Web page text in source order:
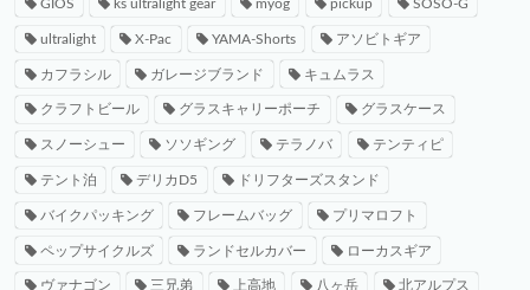
GIOS ks ultralight gear myog pickup SOSO-G
ultralight X-Pac YAMA-Shorts アソビトギア
カフラシル ガレージブランド キュムラス
クラフトビール グラスキャリーポーチ グラスケース
スノーシュー ソソギング テラノバ テンティピ
テント泊 デリカD5 ドリフターズスタンド
バイクパッキング フレームバッグ プリマロフト
ペップサイクルズ ランドセルカバー ローカスギア
ヴァナゴン 三兄弟 上高地 八ヶ岳 北アルプス